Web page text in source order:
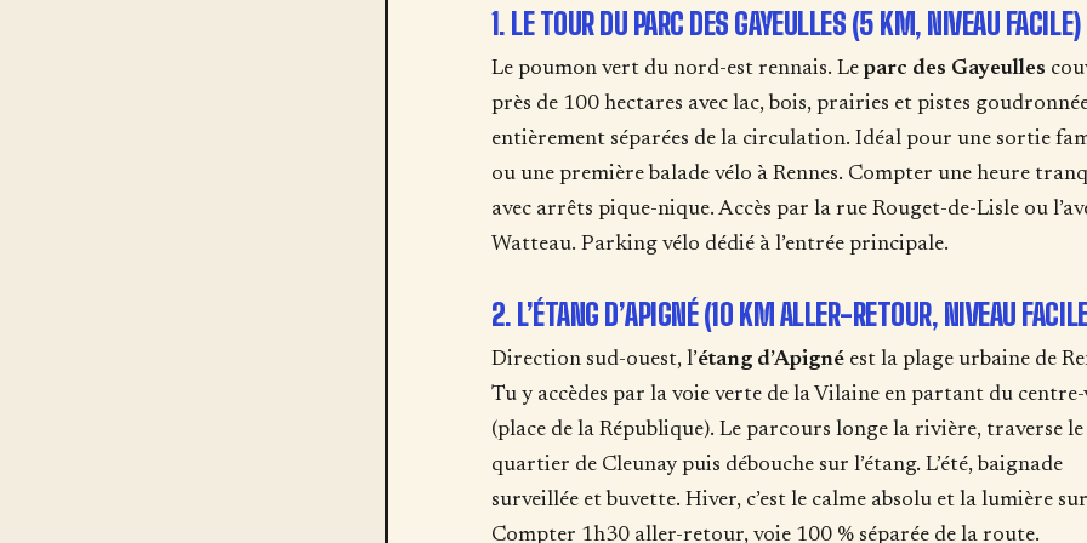
1. LE TOUR DU PARC DES GAYEULLES (5 KM, NIVEAU FACILE)
Le poumon vert du nord-est rennais. Le parc des Gayeulles
près de 100 hectares avec lac, bois, prairies et pistes
entièrement séparées de la circulation. Idéal pour une sortie
ou une première balade vélo à Rennes. Compter une heure
avec arrêts pique-nique. Accès par la rue Rouget-de-Lisle ou
Watteau. Parking vélo dédié à l’entrée principale.
2. L’ÉTANG D’APIGNÉ (10 KM ALLER-RETOUR, NIVEAU
Direction sud-ouest, l’étang d’Apignéest la plage urbaine de
Tu y accèdes par la voie verte de la Vilaine en partant du
(place de la République). Le parcours longe la rivière, traverse le
quartier de Cleunay puis débouche sur l’étang. L’été, baignade
surveillée et buvette. Hiver, c’est le calme absolu et la lumière sur
Compter 1h30 aller-retour, voie 100 % séparée de la route.